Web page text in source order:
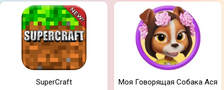
SuperCraft Моя Говорящая Собака Ася